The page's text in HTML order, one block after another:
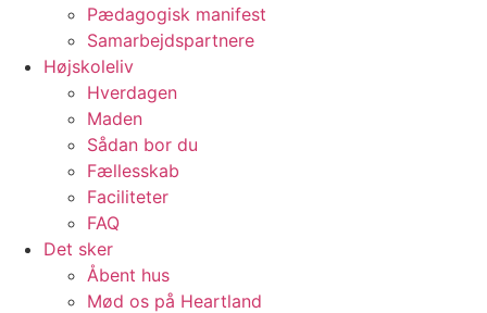
Pædagogisk manifest
Samarbejdspartnere
Højskoleliv
Hverdagen
Maden
Sådan bor du
Fællesskab
Faciliteter
FAQ
Det sker
Åbent hus
Mød os på Heartland